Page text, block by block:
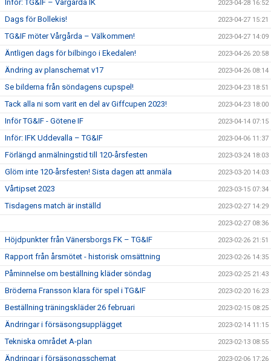
Inför: TG&IF – Vårgårda IK 2023-04-28 16:52
Dags för Bollekis! 2023-04-27 15:21
TG&IF möter Vårgårda – Välkommen! 2023-04-27 14:09
Äntligen dags för bilbingo i Ekedalen! 2023-04-26 20:58
Ändring av planschemat v17 2023-04-26 08:14
Se bilderna från söndagens cupspel! 2023-04-23 18:51
Tack alla ni som varit en del av Giffcupen 2023! 2023-04-23 18:00
Inför TG&IF - Götene IF 2023-04-14 07:15
Inför: IFK Uddevalla – TG&IF 2023-04-06 11:37
Förlängd anmälningstid till 120-årsfesten 2023-03-24 18:03
Glöm inte 120-årsfesten! Sista dagen att anmäla 2023-03-20 14:03
Vårtipset 2023 2023-03-15 07:34
Tisdagens match är inställd 2023-02-27 14:29
2023-02-27 08:36
Höjdpunkter från Vänersborgs FK – TG&IF 2023-02-26 21:51
Rapport från årsmötet - historisk omsättning 2023-02-26 14:35
Påminnelse om beställning kläder söndag 2023-02-25 21:43
Bröderna Fransson klara för spel i TG&IF 2023-02-20 16:23
Beställning träningskläder 26 februari 2023-02-15 08:25
Ändringar i försäsongsupplägget 2023-02-14 11:15
Tekniska området A-plan 2023-02-13 08:55
Ändringar i försäsongsschemat 2023-02-06 17:26